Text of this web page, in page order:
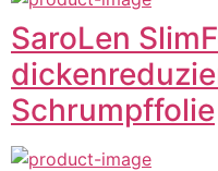
SaroLen
Schrumpffolie